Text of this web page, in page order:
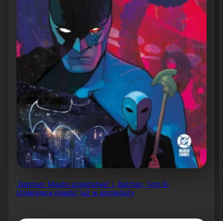
„Batman: Miasto szaleństwa” i „Batman, Tom 6:
Umierające miasto” już w sprzedaży